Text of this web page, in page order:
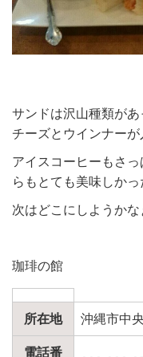
サンドは沢山種類が
チーズとウインナー
アイスコーヒーもさ
らもとても美味しかっ
次はどこにしようか
珈琲の館
所在地 沖縄市中
電話番